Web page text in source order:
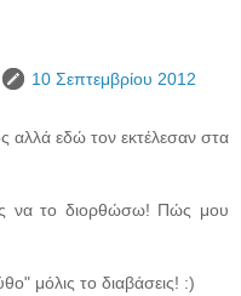
10 Σεπτεμβρίου 2012
αλλά εδώ τον εκτέλεσαν στα
να το διορθώσω! Πώς μου
μόλις το διαβάσεις! :)